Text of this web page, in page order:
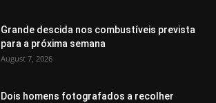
Grande descida nos combustíveis prevista
para a próxima semana
August 7, 2026
Dois homens fotografados a recolher